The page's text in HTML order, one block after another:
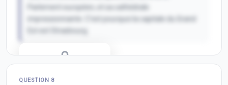
Parlement européen, et sa cathédrale
impressionnante. C'est pourquoi la capitale du Grand
QUESTION 8